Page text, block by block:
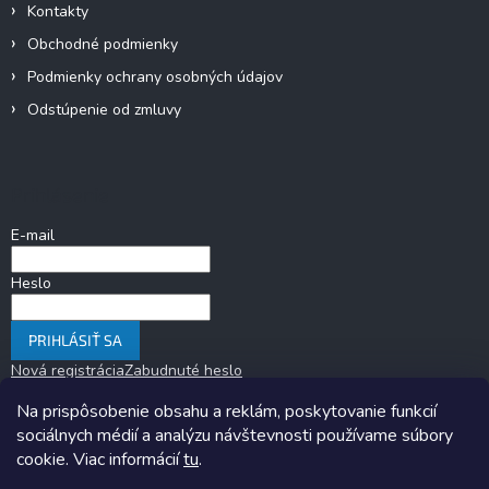
Na prispôsobenie obsahu a reklám, poskytovanie funkcií
sociálnych médií a analýzu návštevnosti používame súbory
cookie. Viac informáciítu.
Kontakty
Obchodné podmienky
Podmienky ochrany osobných údajov
Odstúpenie od zmluvy
E-mail
Heslo
PRIHLÁSIŤ SA
Nová registráciaZabudnuté heslo